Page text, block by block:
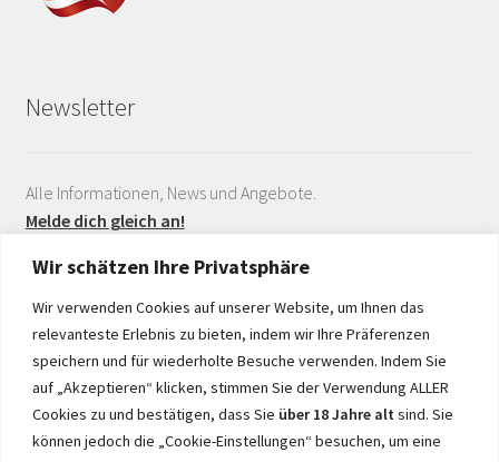
Wir schätzen Ihre Privatsphäre
Wir verwenden Cookies auf unserer Website, um Ihnen das
relevanteste Erlebnis zu bieten, indem wir Ihre Präferenzen
speichern und für wiederholte Besuche verwenden. Indem Sie
auf „Akzeptieren“ klicken, stimmen Sie der Verwendung ALLER
Cookies zu und bestätigen, dass Sie über 18 Jahre alt sind. Sie
können jedoch die „Cookie-Einstellungen“ besuchen, um eine
Newsletter
Alle Informationen, News und Angebote.
Melde dich gleich an!
Realisiert durch